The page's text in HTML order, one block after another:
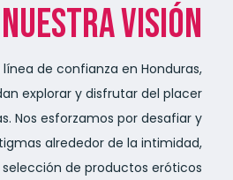
Nuestra visión
de confianza en Honduras,
explorar y disfrutar del placer
Nos esforzamos por desafiar y
alrededor de la intimidad,
de productos eróticos